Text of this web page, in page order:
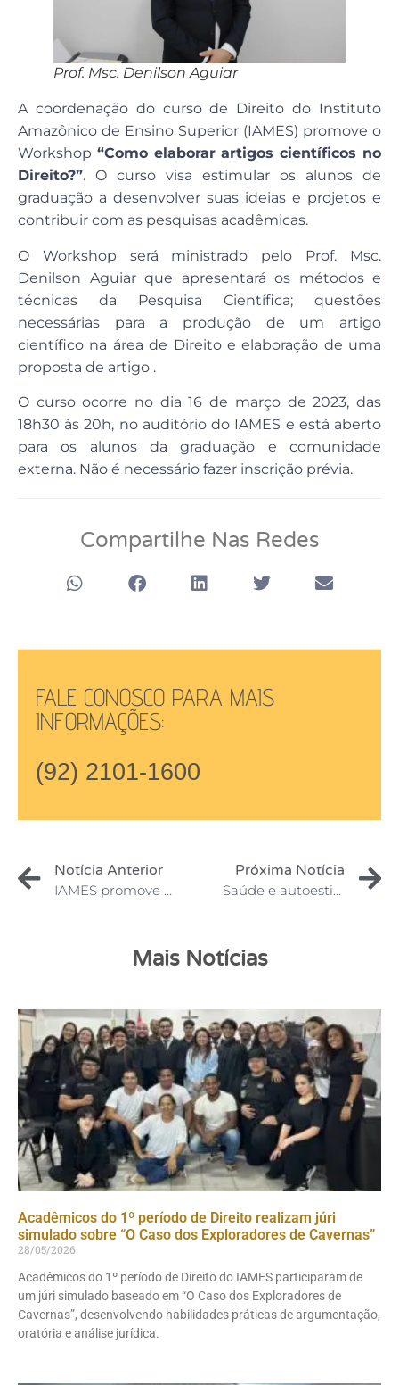
Prof. Msc. Denilson Aguiar
A coordenação do curso de Direito do Instituto
Amazônico de Ensino Superior (IAMES) promove o
Workshop “Como elaborar artigos científicos no
Direito?”. O curso visa estimular os alunos de
graduação a desenvolver suas ideias e projetos e
contribuir com as pesquisas acadêmicas.
O Workshop será ministrado pelo Prof. Msc.
Denilson Aguiar que apresentará os métodos e
técnicas da Pesquisa Científica; questões
necessárias para a produção de um artigo
científico na área de Direito e elaboração de uma
proposta de artigo .
O curso ocorre no dia 16 de março de 2023, das
18h30 às 20h, no auditório do IAMES e está aberto
para os alunos da graduação e comunidade
externa. Não é necessário fazer inscrição prévia.
Compartilhe Nas Redes
FALE CONOSCO PARA MAIS
INFORMAÇÕES:
(92) 2101-1600
Notícia Anterior Próxima Notícia
Mais Notícias
Acadêmicos do 1º período de Direito realizam júri
simulado sobre “O Caso dos Exploradores de Cavernas”
28/05/2026
Acadêmicos do 1º período de Direito do IAMES participaram de
um júri simulado baseado em “O Caso dos Exploradores de
Cavernas”, desenvolvendo habilidades práticas de argumentação,
oratória e análise jurídica.